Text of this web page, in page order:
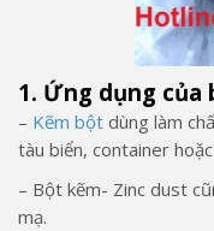
1. Ứng dụng của
– Kẽm bột dùng làm
tàu biển, container
– Bột kẽm- Zinc dust
mạ.